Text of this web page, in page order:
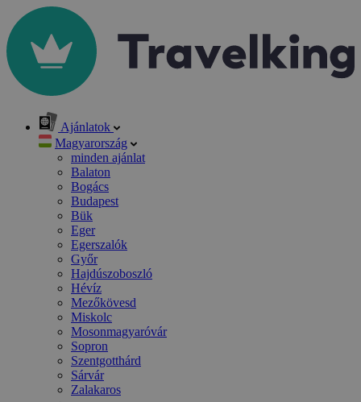
Ajánlatok
Magyarország
minden ajánlat
Balaton
Bogács
Budapest
Bük
Eger
Egerszalók
Győr
Hajdúszoboszló
Hévíz
Mezőkövesd
Miskolc
Mosonmagyaróvár
Sopron
Szentgotthárd
Sárvár
Zalakaros